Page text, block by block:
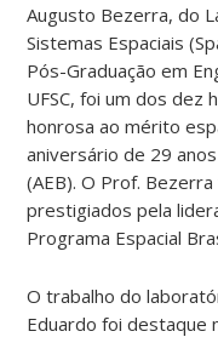
Augusto Bezerra, do
Sistemas Espaciais
Pós-Graduação em
UFSC, foi um dos dez
honrosa ao mérito
aniversário de 29
(AEB). O Prof.
prestigiados pela
Programa Espacial
O trabalho do
Eduardo foi destaque